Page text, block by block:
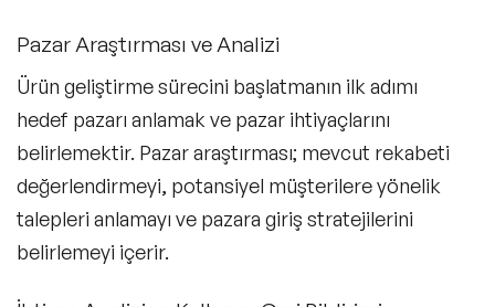
Pazar Araştırması ve Analizi
Ürün geliştirme sürecini başlatmanın ilk adımı
hedef pazarı anlamak ve pazar ihtiyaçlarını
belirlemektir. Pazar araştırması; mevcut rekabeti
değerlendirmeyi, potansiyel müşterilere yönelik
talepleri anlamayı ve pazara giriş stratejilerini
belirlemeyi içerir.